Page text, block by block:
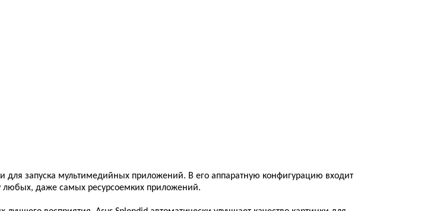
запуска мультимедийных приложений. В его аппаратную конфигурацию входит
любых, даже самых ресурсоемких приложений.